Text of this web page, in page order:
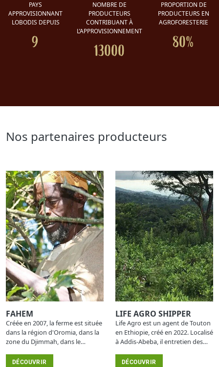
PAYS
APPROVISIONNANT
LOBODIS DEPUIS
9
NOMBRE DE
PRODUCTEURS
CONTRIBUANT À
L’APPROVISIONNEMENT
13000
PROPORTION DE
PRODUCTEURS EN
AGROFORESTERIE
80%
Nos partenaires producteurs
FAHEM
Créée en 2007, la ferme est située
dans la région d'Oromia, dans la
zone du Djimmah, dans le…
DÉCOUVRIR
LIFE AGRO SHIPPER
Life Agro est un agent de Touton
en Ethiopie, créé en 2022. Localisé
à Addis-Abeba, il entretien des…
DÉCOUVRIR